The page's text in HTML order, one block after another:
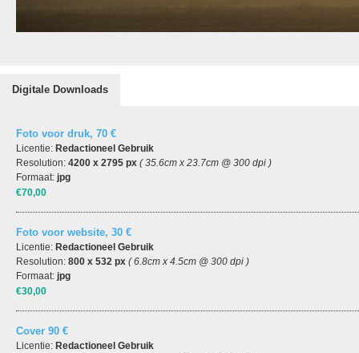
Digitale Downloads
Foto voor druk, 70 €
Licentie: Redactioneel Gebruik
Resolution: 4200 x 2795 px ( 35.6cm x 23.7cm @ 300 dpi )
Formaat: jpg
€70,00
Foto voor website, 30 €
Licentie: Redactioneel Gebruik
Resolution: 800 x 532 px ( 6.8cm x 4.5cm @ 300 dpi )
Formaat: jpg
€30,00
Cover 90 €
Licentie: Redactioneel Gebruik